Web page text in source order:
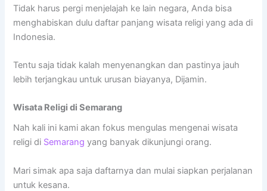
Tidak harus pergi menjelajah ke lain negara, Anda bisa
menghabiskan dulu daftar panjang wisata religi yang ada di
Indonesia.
Tentu saja tidak kalah menyenangkan dan pastinya jauh
lebih terjangkau untuk urusan biayanya, Dijamin.
Wisata Religi di Semarang
Nah kali ini kami akan fokus mengulas mengenai wisata
religi di Semarang yang banyak dikunjungi orang.
Mari simak apa saja daftarnya dan mulai siapkan perjalanan
untuk kesana.